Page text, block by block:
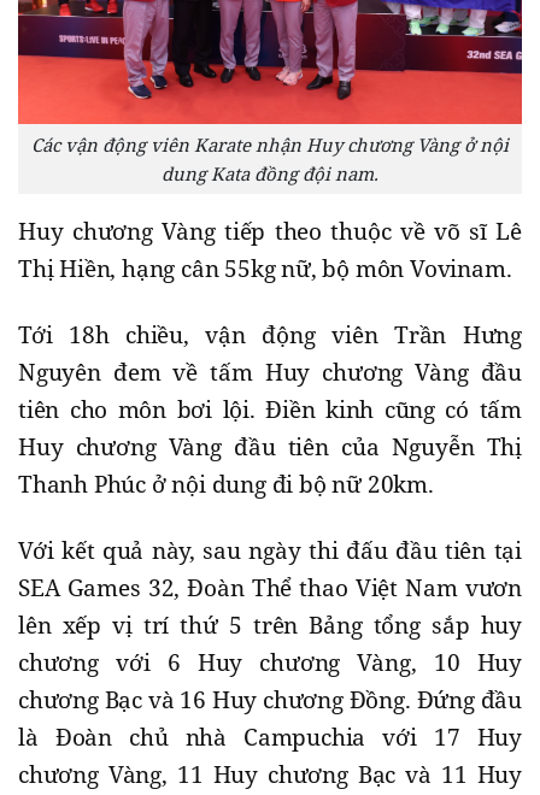
Các vận động viên Karate nhận Huy chương Vàng ở nội
dung Kata đồng đội nam.
Huy chương Vàng tiếp theo thuộc về võ sĩ Lê
Thị Hiền, hạng cân 55kg nữ, bộ môn Vovinam.
Tới 18h chiều, vận động viên Trần Hưng
Nguyên đem về tấm Huy chương Vàng đầu
tiên cho môn bơi lội. Điền kinh cũng có tấm
Huy chương Vàng đầu tiên của Nguyễn Thị
Thanh Phúc ở nội dung đi bộ nữ 20km.
Với kết quả này, sau ngày thi đấu đầu tiên tại
SEA Games 32, Đoàn Thể thao Việt Nam vươn
lên xếp vị trí thứ 5 trên Bảng tổng sắp huy
chương với 6 Huy chương Vàng, 10 Huy
chương Bạc và 16 Huy chương Đồng. Đứng đầu
là Đoàn chủ nhà Campuchia với 17 Huy
chương Vàng, 11 Huy chương Bạc và 11 Huy